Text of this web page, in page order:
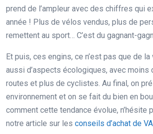
prend de l’ampleur avec des chiffres qui
année ! Plus de vélos vendus, plus de
remettent au sport… C’est du gagnant-
Et puis, ces engins, ce n’est pas que de
aussi d’aspects écologiques, avec moins
routes et plus de cyclistes. Au final, on
environnement et on se fait du bien en
comment cette tendance évolue, n’hésite
notre article sur les conseils d’achat de